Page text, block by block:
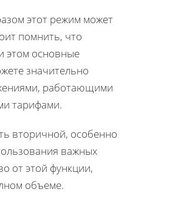
этот режим может
помнить, что
этом основные
значительно
работающими
тарифами.
вторичной, особенно
важных
от этой функции,
объеме.